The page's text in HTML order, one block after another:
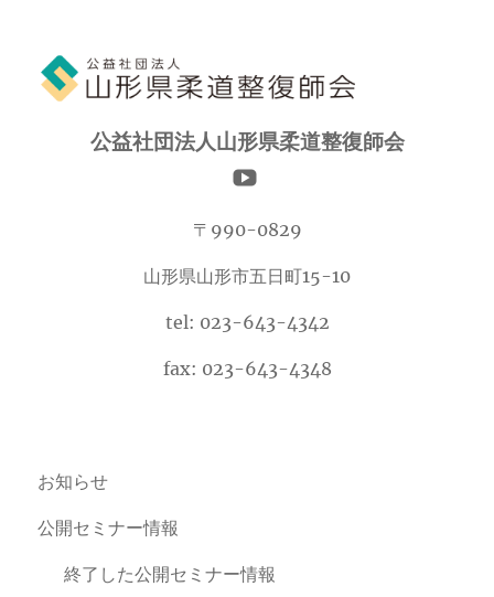
ブ
公益社団法人山形県柔道整復師会
〒990-0829
山形県山形市五日町15-10
tel: 023-643-4342
fax: 023-643-4348
お知らせ
公開セミナー情報
終了した公開セミナー情報